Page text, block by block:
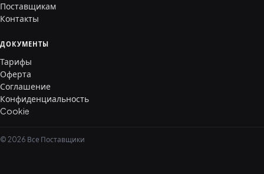
Поставщикам
Контакты
ДОКУМЕНТЫ
Тарифы
Оферта
Соглашение
Конфиденциальность
Cookie
© 2026 Все Поставщики